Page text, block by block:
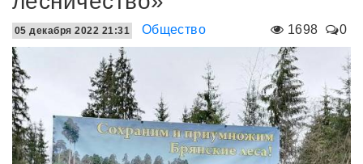
1698 0
05 декабря 2022 21:31 Общество